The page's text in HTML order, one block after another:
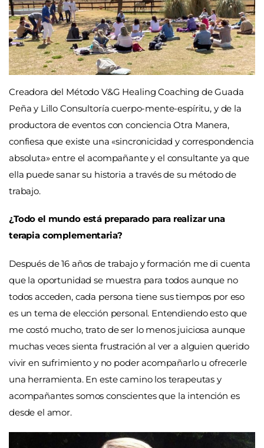
Creadora del Método V&G Healing Coaching de Guada
Peña y Lillo Consultoría cuerpo-mente-espíritu, y de la
productora de eventos con conciencia Otra Manera,
confiesa que existe una «sincronicidad y correspondencia
absoluta» entre el acompañante y el consultante ya que
ella puede sanar su historia a través de su método de
trabajo.
¿Todo el mundo está preparado para realizar una
terapia complementaria?
Después de 16 años de trabajo y formación me di cuenta
que la oportunidad se muestra para todos aunque no
todos acceden, cada persona tiene sus tiempos por eso
es un tema de elección personal. Entendiendo esto que
me costó mucho, trato de ser lo menos juiciosa aunque
muchas veces sienta frustración al ver a alguien querido
vivir en sufrimiento y no poder acompañarlo u ofrecerle
una herramienta. En este camino los terapeutas y
acompañantes somos conscientes que la intención es
desde el amor.